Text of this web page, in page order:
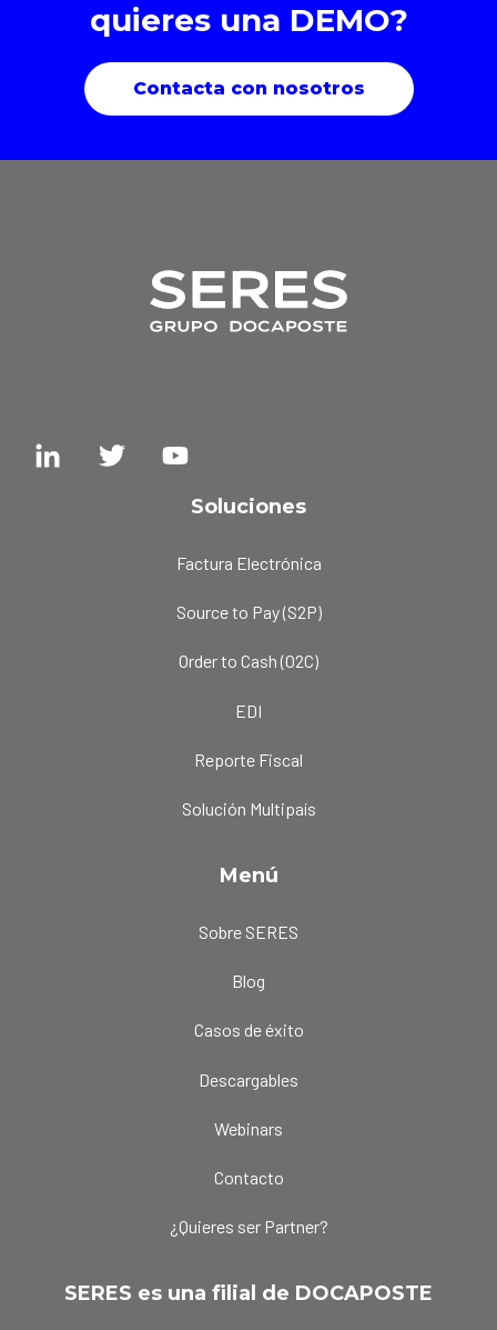
quieres una DEMO?
Contacta con nosotros
Soluciones
Factura Electrónica
Source to Pay (S2P)
Order to Cash (O2C)
EDI
Reporte Fiscal
Solución Multipaís
Menú
Sobre SERES
Blog
Casos de éxito
Descargables
Webinars
Contacto
¿Quieres ser Partner?
SERES es una filial de DOCAPOSTE